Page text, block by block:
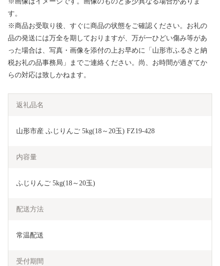
す。
※商品お受取り後、すぐに商品の状態をご確認ください。お礼の
品の発送には万全を期しておりますが、万が一ひどい傷み等があ
った場合は、写真・画像を添付の上お早めに「山形市ふるさと納
税お礼の品事務局」までご連絡ください。尚、お時間が過ぎてか
らの対応は致しかねます。
返礼品名
山形市産 ふじりんご 5kg(18～20玉) FZ19-428
内容量
ふじりんご 5kg(18～20玉)
配送方法
常温配送
受付期間